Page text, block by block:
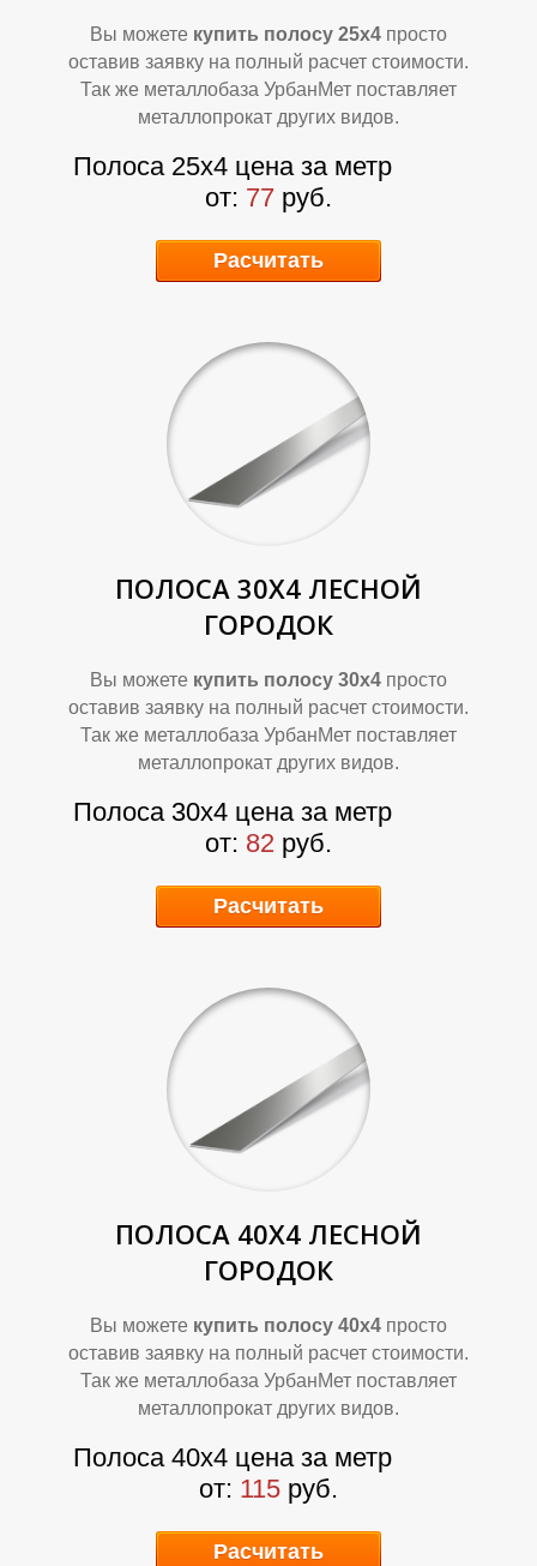
О
К
А
Т
Вы можете купить полосу 25х4 просто
оставив заявку на полный расчет стоимости.
Так же металлобаза УрбанМет поставляет
металлопрокат других видов.
Полоса 25х4 цена за метр
от: 77 руб.
Расчитать
ПОЛОСА 30Х4 ЛЕСНОЙ
ГОРОДОК
Вы можете купить полосу 30х4 просто
оставив заявку на полный расчет стоимости.
Так же металлобаза УрбанМет поставляет
металлопрокат других видов.
Полоса 30х4 цена за метр
от: 82 руб.
Расчитать
ПОЛОСА 40Х4 ЛЕСНОЙ
ГОРОДОК
Вы можете купить полосу 40х4 просто
оставив заявку на полный расчет стоимости.
Так же металлобаза УрбанМет поставляет
металлопрокат других видов.
Полоса 40х4 цена за метр
от: 115 руб.
Расчитать
О
К
А
Т